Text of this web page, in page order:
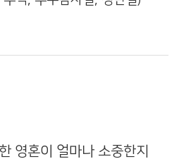
영혼이 얼마나 소중한지